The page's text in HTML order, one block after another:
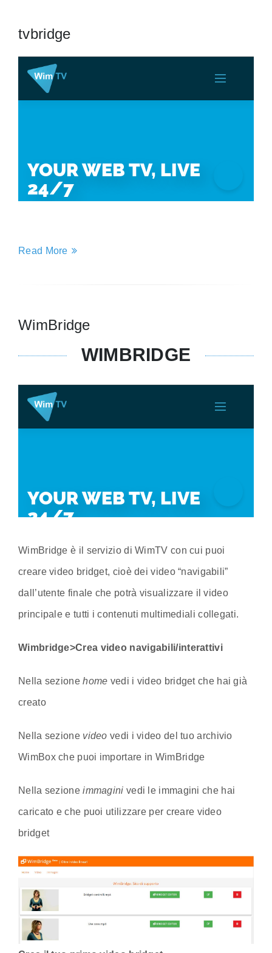
tvbridge
Read More
WimBridge
WIMBRIDGE
WimBridge è il servizio di WimTV con cui puoi
creare video bridget, cioè dei video “navigabili”
dall’utente finale che potrà visualizzare il video
principale e tutti i contenuti multimediali collegati.
Wimbridge>Crea video navigabili/interattivi
Nella sezionehome vedi i video bridget che hai già
creato
Nella sezione video vedi i video del tuo archivio
WimBox che puoi importare in WimBridge
Nella sezioneimmagini vedi le immagini che hai
caricato e che puoi utilizzare per creare video
bridget